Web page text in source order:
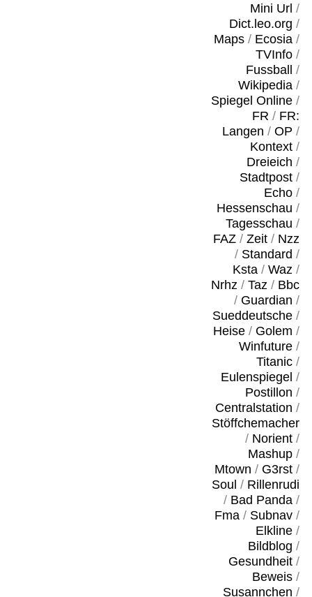
Mini Url /
Dict.leo.org /
Maps/ Ecosia/
TVInfo/
Fussball
/
Wikipedia/
Spiegel Online/
FR / FR:
Langen / OP /
Kontext/
Dreieich /
Stadtpost/
Echo/
Hessenschau /
Tagesschau /
FAZ/ Zeit/ Nzz
/ Standard /
Ksta/ Waz/
Nrhz/ Taz/ Bbc
/ Guardian /
Sueddeutsche/
Heise/ Golem /
Winfuture/
Titanic/
Eulenspiegel /
Postillon /
Centralstation /
Stöffchemacher
/ Norient/
Mashup/
Mtown / G3rst/
Soul / Rillenrudi
/ Bad Panda/
Fma/ Subnav/
Elkline/
Bildblog /
Gesundheit/
Beweis/
Susannchen /